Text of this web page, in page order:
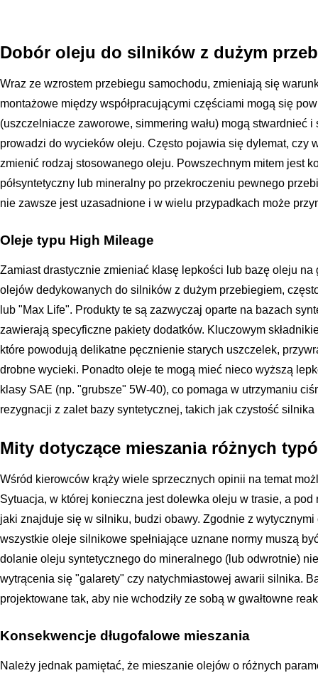
Dobór oleju do silników z dużym
Wraz ze wzrostem przebiegu samochodu, zmieniają się
montażowe między współpracującymi częściami mogą się
(uszczelniacze zaworowe, simmering wału) mogą stwardnieć
prowadzi do wycieków oleju. Często pojawia się dylemat, czy
zmienić rodzaj stosowanego oleju. Powszechnym mitem jest
półsyntetyczny lub mineralny po przekroczeniu pewnego
nie zawsze jest uzasadnione i w wielu przypadkach może
Oleje typu High Mileage
Zamiast drastycznie zmieniać klasę lepkości lub bazę oleju
olejów dedykowanych do silników z dużym przebiegiem,
lub "Max Life". Produkty te są zazwyczaj oparte na bazach
zawierają specyficzne pakiety dodatków. Kluczowym
które powodują delikatne pęcznienie starych uszczelek,
drobne wycieki. Ponadto oleje te mogą mieć nieco wyższą
klasy SAE (np. "grubsze" 5W-40), co pomaga w utrzymaniu
rezygnacji z zalet bazy syntetycznej, takich jak czystość silnika
Mity dotyczące mieszania różnych
Wśród kierowców krąży wiele sprzecznych opinii na temat
Sytuacja, w której konieczna jest dolewka oleju w trasie, a
jaki znajduje się w silniku, budzi obawy. Zgodnie z
wszystkie oleje silnikowe spełniające uznane normy muszą
dolanie oleju syntetycznego do mineralnego (lub odwrotnie)
wytrącenia się "galarety" czy natychmiastowej awarii silnika.
projektowane tak, aby nie wchodziły ze sobą w gwałtowne
Konsekwencje długofalowe mieszania
Należy jednak pamiętać, że mieszanie olejów o różnych